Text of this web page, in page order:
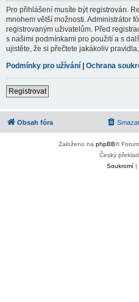
Pro přihlášení musíte být registrován.
mnohem větší možnosti. Administrátor
registrovaným uživatelům. Před
s našimi podmínkami pro použití a s
ujistěte, že si přečtete jakákoliv
Podmínky pro užívání | Ochrana
Registrovat
Obsah fóra
Založeno na phpBB®
Český
Soukromí|